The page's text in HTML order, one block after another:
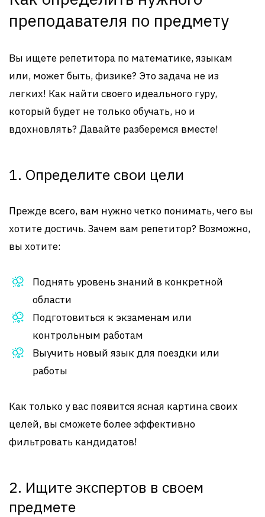
преподавателя по предмету
Вы ищете репетитора по математике, языкам
или, может быть, физике? Это задача не из
легких! Как найти своего идеального гуру,
который будет не только обучать, но и
вдохновлять? Давайте разберемся вместе!
1. Определите свои цели
Прежде всего, вам нужно четко понимать, чего вы
хотите достичь. Зачем вам репетитор? Возможно,
вы хотите:
Поднять уровень знаний в конкретной
области
Подготовиться к экзаменам или
контрольным работам
Выучить новый язык для поездки или
работы
Как только у вас появится ясная картина своих
целей, вы сможете более эффективно
фильтровать кандидатов!
2. Ищите экспертов в своем
предмете